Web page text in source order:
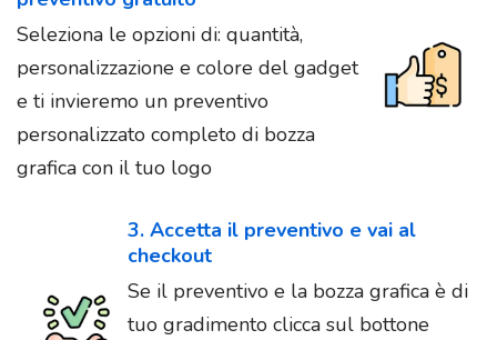
Seleziona le opzioni di: quantità,
personalizzazione e colore del gadget
e ti invieremo un preventivo
personalizzato completo di bozza
grafica con il tuo logo
3. Accetta il preventivo e vai al
checkout
Se il preventivo e la bozza grafica è di
tuo gradimento clicca sul bottone